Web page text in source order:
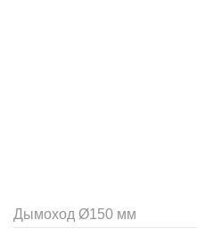
Дымоход Ø150 мм